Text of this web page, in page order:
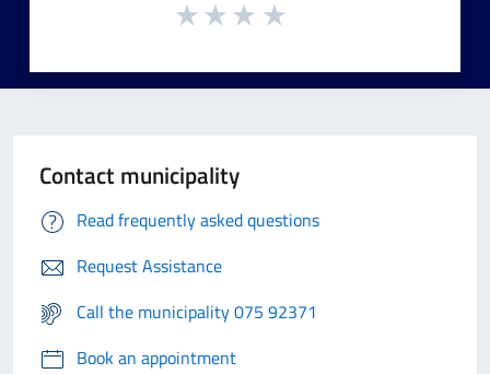
Contact municipality
Read frequently asked questions
Request Assistance
Call the municipality 075 92371
Book an appointment